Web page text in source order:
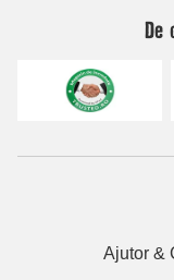
De
Ajutor &